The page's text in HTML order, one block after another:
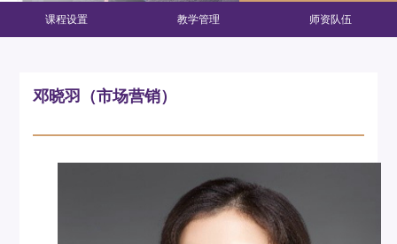
课程设置 教学管理 师资队伍
邓晓羽（市场营销）